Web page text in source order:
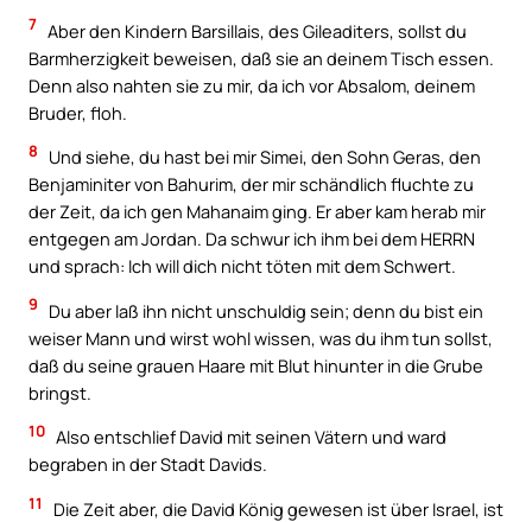
7 Aber den Kindern Barsillais, des Gileaditers, sollst du
Barmherzigkeit beweisen, daß sie an deinem Tisch essen.
Denn also nahten sie zu mir, da ich vor Absalom, deinem
Bruder, floh.
8
Und siehe, du hast bei mir Simei, den Sohn Geras, den
Benjaminiter von Bahurim, der mir schändlich fluchte zu
der Zeit, da ich gen Mahanaim ging. Er aber kam herab mir
entgegen am Jordan. Da schwur ich ihm bei dem HERRN
und sprach: Ich will dich nicht töten mit dem Schwert.
9
Du aber laß ihn nicht unschuldig sein; denn du bist ein
weiser Mann und wirst wohl wissen, was du ihm tun sollst,
daß du seine grauen Haare mit Blut hinunter in die Grube
bringst.
10 Also entschlief David mit seinen Vätern und ward
begraben in der Stadt Davids.
11
Die Zeit aber, die David König gewesen ist über Israel, ist